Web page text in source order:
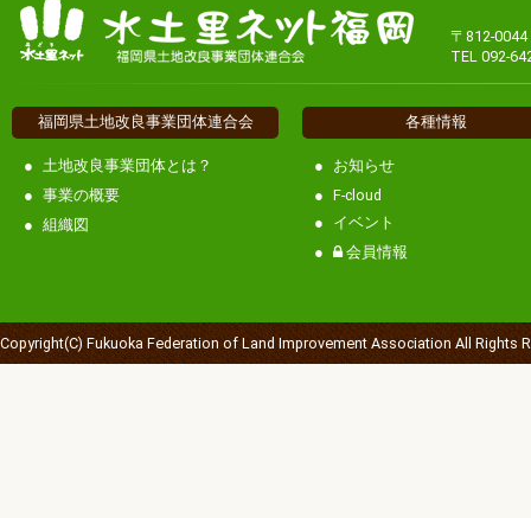
〒812-
TEL 092-
福岡県土地改良事業団体連合会
土地改良事業団体とは？
事業の概要
組織図
各種情報
お知らせ
F-cloud
イベント
会員情報
Copyright(C) Fukuoka Federation of Land Improvement Association All Rights